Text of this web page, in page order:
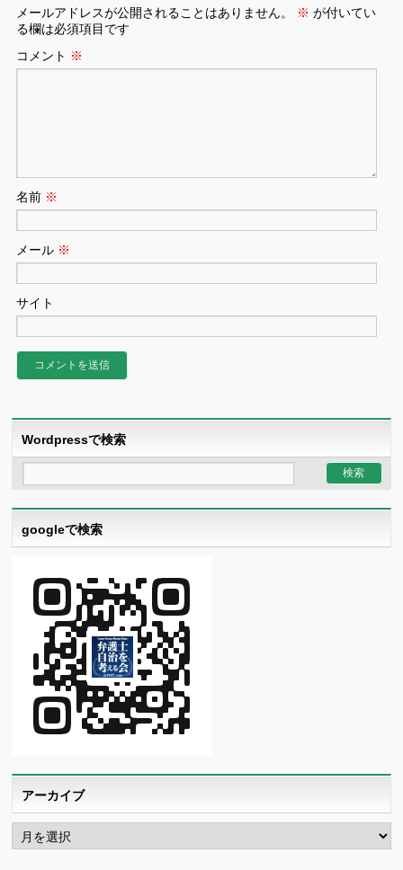
メールアドレスが公開されることはありません。 ※ が付いてい
る欄は必須項目です
コメント ※
名前 ※
メール ※
サイト
Wordpressで検索
googleで検索
アーカイブ
ア
ー
カ